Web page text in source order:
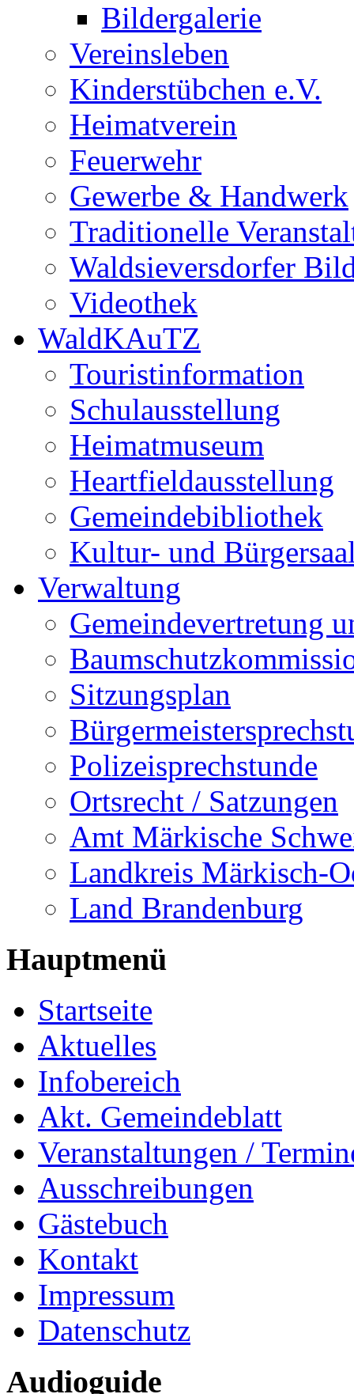
Bildergalerie
Vereinsleben
Kinderstübchen e.V.
Heimatverein
Feuerwehr
Gewerbe & Handwerk
Traditionelle
Waldsieversdorfer
Videothek
WaldKAuTZ
Touristinformation
Schulausstellung
Heimatmuseum
Heartfieldausstellung
Gemeindebibliothek
Kultur- und
Verwaltung
Gemeindevertretung
Sitzungsplan
Polizeisprechstunde
Ortsrecht / Satzungen
Amt Märkische
Landkreis Märkisch-
Land Brandenburg
Hauptmenü
Startseite
Aktuelles
Infobereich
Akt. Gemeindeblatt
Veranstaltungen /
Ausschreibungen
Gästebuch
Kontakt
Impressum
Datenschutz
Audioguide